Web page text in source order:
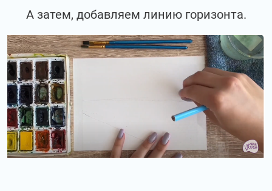
А затем, добавляем линию горизонта.